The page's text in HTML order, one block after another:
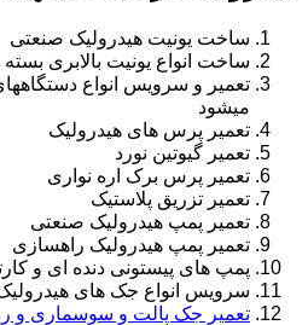
ساخت یونیت هیدرولیک صنعتی
ساخت انواع یونیت بالابری
تعمیر و سرویس انواع
میشود
تعمیر پرس های هیدرولیک
تعمیر گیوتین نورد
تعمیر پرس برک اره نواری
تعمیر تزریق پلاستیک
تعمیر پمپ هیدرولیک صنعتی
تعمیر پمپ هیدرولیک راهسازی
پمپ های پیستونی دنده ای و
سرویس انواع جک های
تعمیر جک پالت و سوسماری و